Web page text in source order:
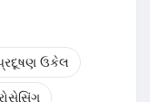
પ્રદૂષણ ઉકેલ